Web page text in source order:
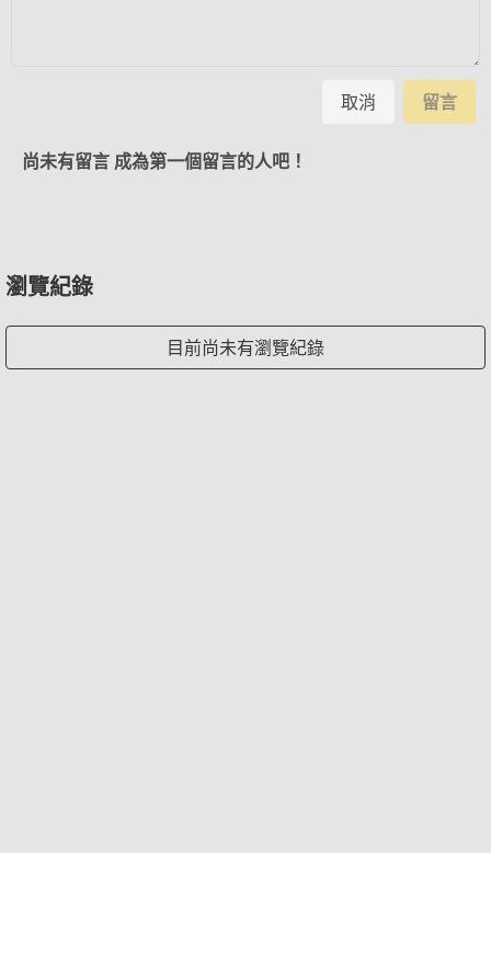
取消 留言
尚未有留言 成為第一個留言的人吧！
瀏覽紀錄
目前尚未有瀏覽紀錄